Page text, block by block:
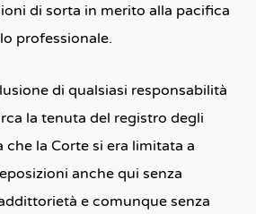
di sorta in merito alla pacifica
professionale.
di qualsiasi responsabilità
la tenuta del registro degli
la Corte si era limitata a
anche qui senza
e comunque senza